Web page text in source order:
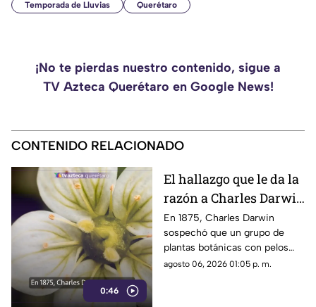
Temporada de Lluvias Querétaro
¡No te pierdas nuestro contenido, sigue a
TV Azteca Querétaro en Google News!
CONTENIDO RELACIONADO
0:46
El hallazgo que le da la
razón a Charles Darwin
siglo y medio más
tarde: hallan rara
planta carnívora
En 1875, Charles Darwin
sospechó que un grupo de
plantas botánicas con pelos
pegajosos alimentaba su
agosto 06, 2026 01:05 p. m.